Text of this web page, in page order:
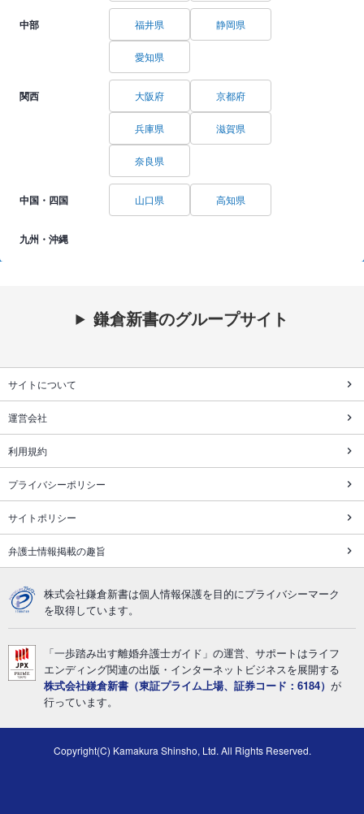
中部 福井県 静岡県
愛知県
関西 大阪府 京都府
兵庫県 滋賀県
奈良県
中国・四国 山口県 高知県
九州・沖縄
鎌倉新書のグループサイト
サイトについて
運営会社
利用規約
プライバシーポリシー
サイトポリシー
弁護士情報掲載の趣旨
株式会社鎌倉新書は個人情報保護を目的にプライバシーマーク
を取得しています。
「一歩踏み出す離婚弁護士ガイド」の運営、サポートはライフ
エンディング関連の出版・インターネットビジネスを展開する
株式会社鎌倉新書（東証プライム上場、証券コード：6184） が
行っています。
Copyright(C) Kamakura Shinsho, Ltd. All Rights Reserved.